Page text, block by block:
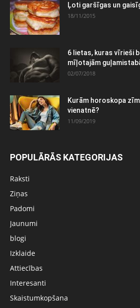
Ļoti garšīgas un
18/11/2015
6 lietas, kuras vīrieši
mīļotajām
02/07/2018
Kurām horoskopa
vienatnē?
11/09/2019
POPULĀRĀS KATEGORIJAS
Raksti
Ziņas
Padomi
Jaunumi
blogi
Izklaide
Attiecības
Interesanti
Skaistumkopšana